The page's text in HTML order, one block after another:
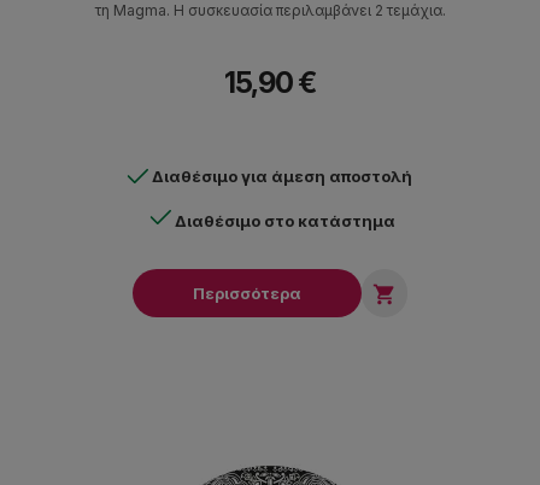
τη Magma. Η συσκευασία περιλαμβάνει 2 τεμάχια.
15,90 €
Διαθέσιμο για άμεση αποστολή
Διαθέσιμο στο κατάστημα
Περισσότερα 